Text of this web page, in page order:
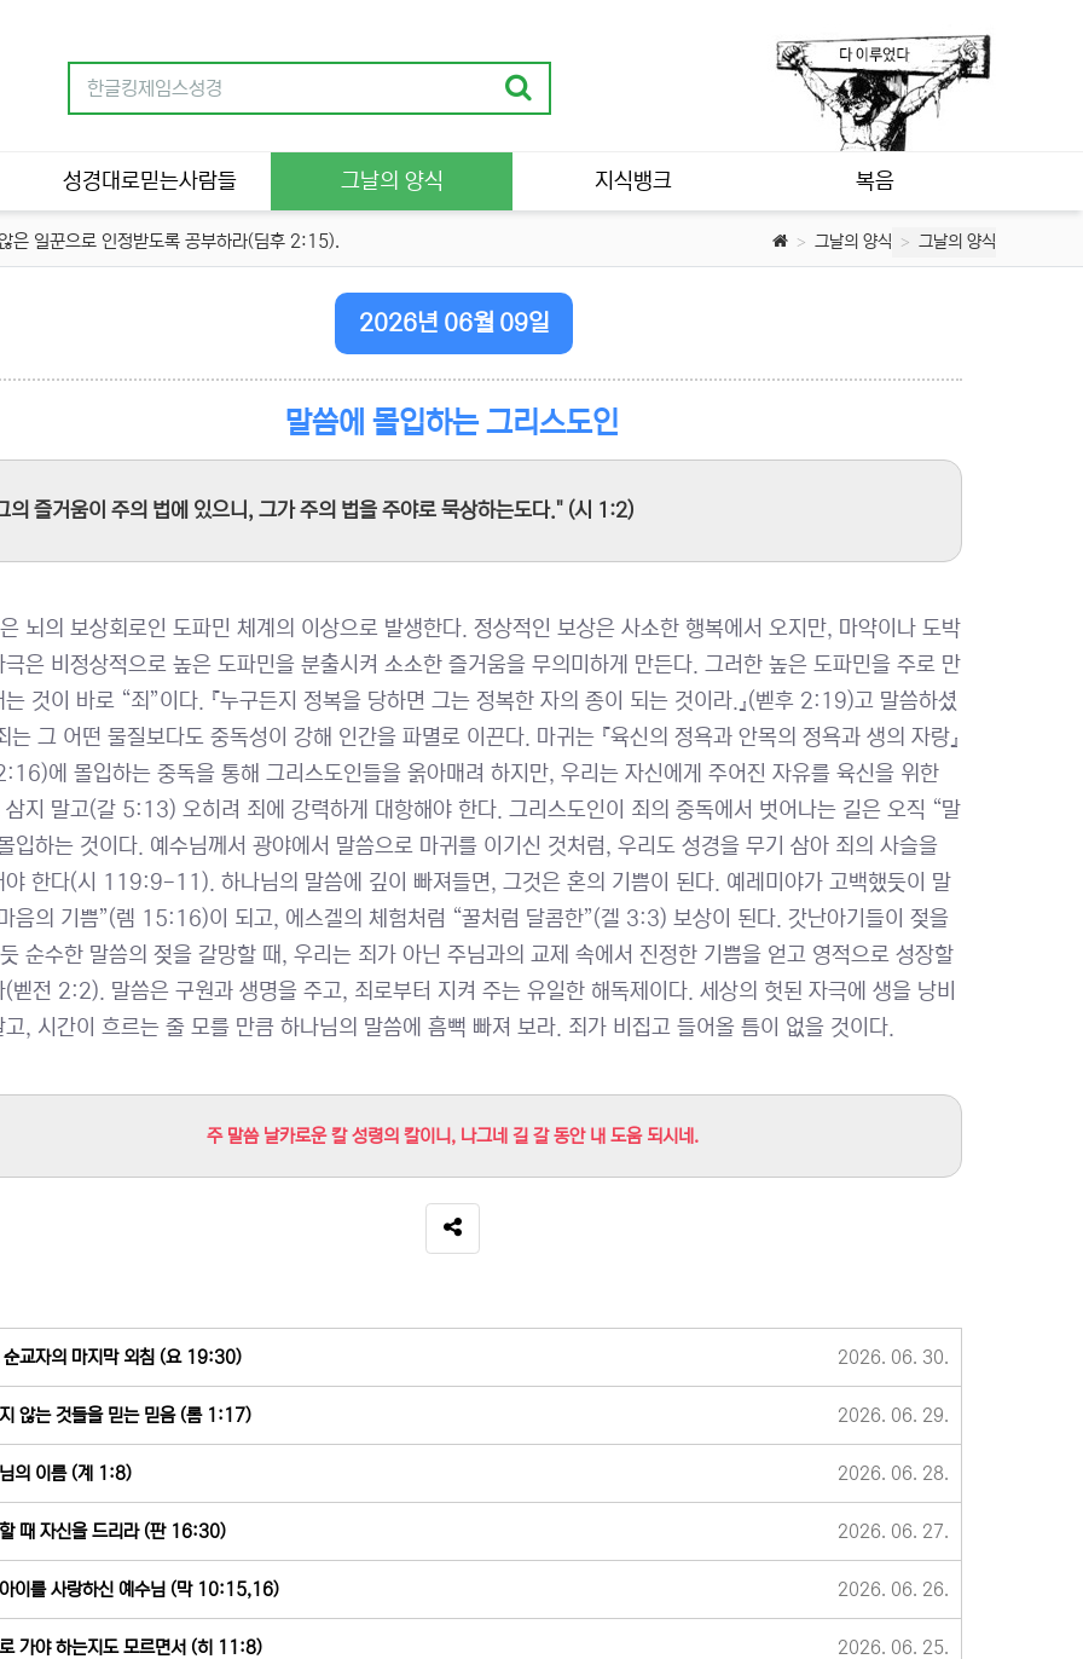
성경대로믿는사람들 그날의 양식 지식뱅크 복음
은 일꾼으로 인정받도록 공부하라(딤후 2:15). 그날의 양식 그날의 양식
2026년 06월 09일
말씀에 몰입하는 그리스도인
의 즐거움이 주의 법에 있으니, 그가 주의 법을 주야로 묵상하는도다." (시 1:2)
뇌의 보상회로인 도파민 체계의 이상으로 발생한다. 정상적인 보상은 사소한 행복에서 오지만, 마약이나 도박
극은 비정상적으로 높은 도파민을 분출시켜 소소한 즐거움을 무의미하게 만든다. 그러한 높은 도파민을 주로 만
는 것이 바로 “죄”이다. 『누구든지 정복을 당하면 그는 정복한 자의 종이 되는 것이라.』(벧후 2:19)고 말씀하셨
는 그 어떤 물질보다도 중독성이 강해 인간을 파멸로 이끈다. 마귀는 『육신의 정욕과 안목의 정욕과 생의 자랑』
에 몰입하는 중독을 통해 그리스도인들을 옭아매려 하지만, 우리는 자신에게 주어진 자유를 육신을 위한
삼지 말고(갈 5:13) 오히려 죄에 강력하게 대항해야 한다. 그리스도인이 죄의 중독에서 벗어나는 길은 오직 “말
입하는 것이다. 예수님께서 광야에서 말씀으로 마귀를 이기신 것처럼, 우리도 성경을 무기 삼아 죄의 사슬을
야 한다(시 119:9-11). 하나님의 말씀에 깊이 빠져들면, 그것은 혼의 기쁨이 된다. 예레미야가 고백했듯이 말
음의 기쁨”(렘 15:16)이 되고, 에스겔의 체험처럼 “꿀처럼 달콤한”(겔 3:3) 보상이 된다. 갓난아기들이 젖을
순수한 말씀의 젖을 갈망할 때, 우리는 죄가 아닌 주님과의 교제 속에서 진정한 기쁨을 얻고 영적으로 성장할
(벧전 2:2). 말씀은 구원과 생명을 주고, 죄로부터 지켜 주는 유일한 해독제이다. 세상의 헛된 자극에 생을 낭비
고, 시간이 흐르는 줄 모를 만큼 하나님의 말씀에 흠뻑 빠져 보라. 죄가 비집고 들어올 틈이 없을 것이다.
주 말씀 날카로운 칼 성령의 칼이니, 나그네 길 갈 동안 내 도움 되시네.
SNS 공유
순교자의 마지막 외침 (요 19:30) 2026. 06. 30.
않는 것들을 믿는 믿음 (롬 1:17) 2026. 06. 29.
의 이름 (계 1:8) 2026. 06. 28.
때 자신을 드리라 (판 16:30) 2026. 06. 27.
이를 사랑하신 예수님 (막 10:15,16) 2026. 06. 26.
가야 하는지도 모르면서 (히 11:8) 2026. 06. 25.